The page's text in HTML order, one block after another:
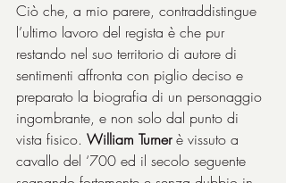
Ciò che, a mio parere, contraddistingue
l’ultimo lavoro del regista è che pur
restando nel suo territorio di autore di
sentimenti affronta con piglio deciso e
preparato la biografia di un personaggio
ingombrante, e non solo dal punto di
vista fisico. William Turner è vissuto a
cavallo del ‘700 ed il secolo seguente